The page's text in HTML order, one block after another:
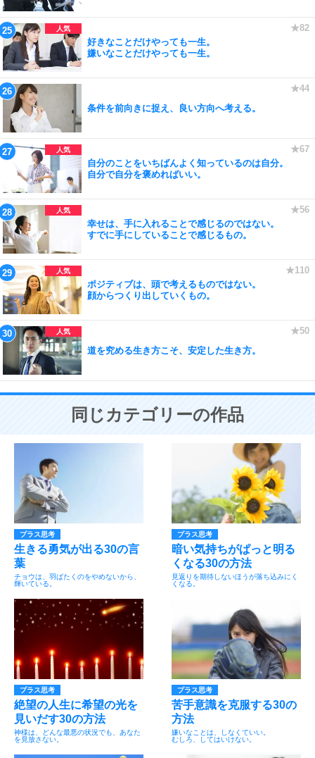
好きなことだけやっても一生。
嫌いなことだけやっても一生。
条件を前向きに捉え、良い方向へ考える。
自分のことをいちばんよく知っているのは自分。
自分で自分を褒めればいい。
幸せは、手に入れることで感じるのではない。
すでに手にしていることで感じるもの。
ポジティブは、頭で考えるものではない。
顔からつくり出していくもの。
道を究める生き方こそ、安定した生き方。
同じカテゴリーの作品
プラス思考
生きる勇気が出る30の言
葉
チョウは、羽ばたくのをやめないから、
輝いている。
プラス思考
暗い気持ちがぱっと明る
くなる30の方法
見返りを期待しないほうが落ち込みにく
くなる。
プラス思考
絶望の人生に希望の光を
見いだす30の方法
神様は、どんな最悪の状況でも、あなた
を見放さない。
プラス思考
苦手意識を克服する30の
方法
嫌いなことは、しなくていい。
むしろ、してはいけない。